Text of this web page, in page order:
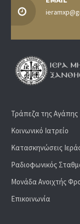
Τράπεζα της Αγάπης
Κοινωνικό Ιατρείο
Κατασκηνώσεις
Ραδιoφωνικός
Μονάδα Ανοιχτής
Επικοινωνία